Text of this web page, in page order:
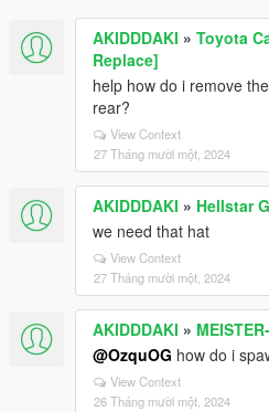
AKIDDDAKI » Toyota
Replace]
help how do i remove
rear?
View Context
27 Tháng mười một, 2024
AKIDDDAKI » Hellstar
we need that hat
View Context
27 Tháng mười một, 2024
AKIDDDAKI »
@OzquOG how do i
View Context
26 Tháng mười một, 2024